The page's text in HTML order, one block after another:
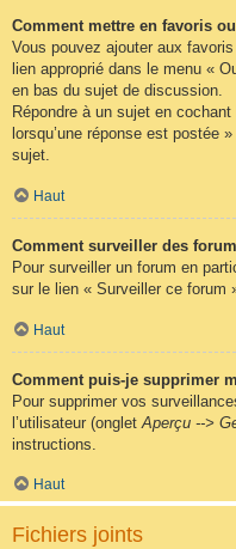
Comment mettre en favoris
Vous pouvez ajouter aux
lien approprié dans le menu «
en bas du sujet de discussion.
Répondre à un sujet en
lorsqu’une réponse est postée
sujet.
Haut
Comment surveiller des
Pour surveiller un forum en
sur le lien « Surveiller ce forum
Haut
Comment puis-je supprimer
Pour supprimer vos
l’utilisateur (onglet Aperçu -->
instructions.
Haut
Fichiers joints